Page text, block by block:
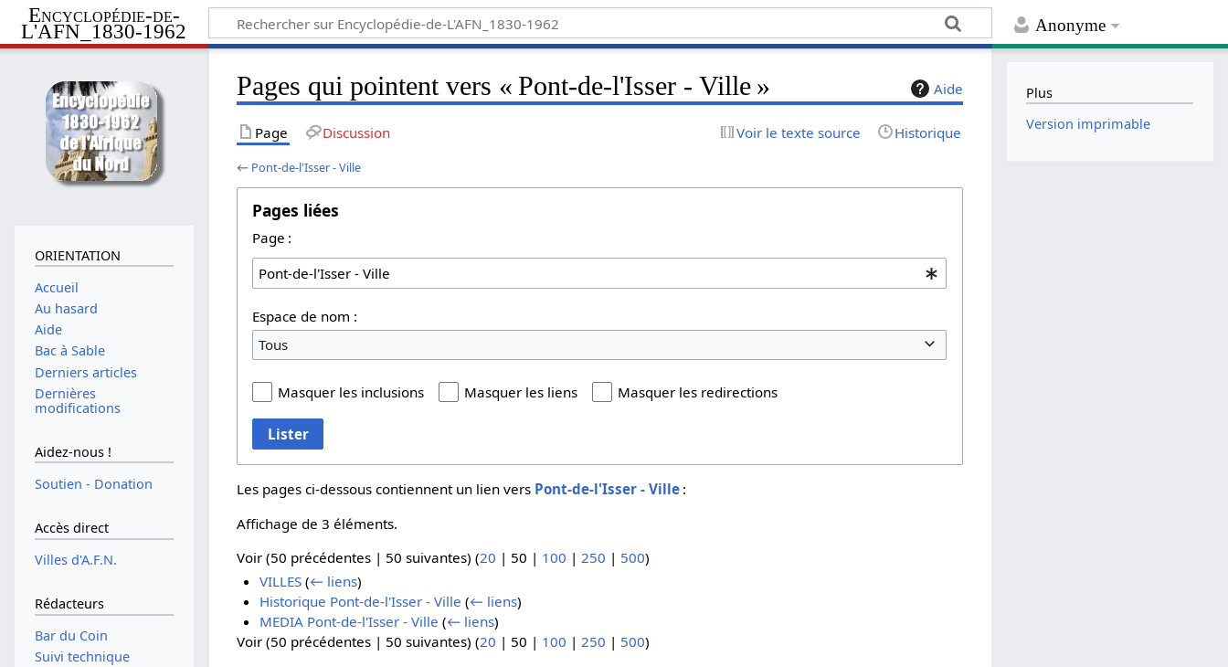
Anonyme
Encyclopédie-de-
L'AFN_1830-1962
Aide
Pages qui pointent vers « Pont-de-l'Isser - Ville »
Page Discussion Voir le texte source Historique
← Pont-de-l'Isser - Ville
Pages liées
Page :
Espace de nom :
Tous
Masquer les inclusions Masquer les liens Masquer les redirections
Lister
Les pages ci-dessous contiennent un lien vers Pont-de-l'Isser - Ville :
Affichage de 3 éléments.
Voir (50 précédentes | 50 suivantes) (20 | 50 | 100 | 250 | 500)
VILLES (← liens)
Historique Pont-de-l'Isser - Ville (← liens)
MEDIA Pont-de-l'Isser - Ville (← liens)
Voir (50 précédentes | 50 suivantes) (20 | 50 | 100 |250 | 500)
ORIENTATION
Accueil
Au hasard
Aide
Bac à Sable
Derniers articles
Dernières
modifications
Aidez-nous !
Soutien - Donation
Accès direct
Villes d'A.F.N.
Rédacteurs
Bar du Coin
Suivi technique
Plus
Version imprimable